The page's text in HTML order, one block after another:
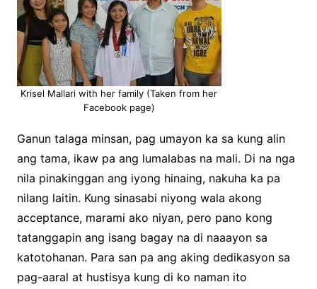
Krisel Mallari with her family (Taken from her
Facebook page)
Ganun talaga minsan, pag umayon ka sa kung alin
ang tama, ikaw pa ang lumalabas na mali. Di na nga
nila pinakinggan ang iyong hinaing, nakuha ka pa
nilang laitin. Kung sinasabi niyong wala akong
acceptance, marami ako niyan, pero pano kong
tatanggapin ang isang bagay na di naaayon sa
katotohanan. Para san pa ang aking dedikasyon sa
pag-aaral at hustisya kung di ko naman ito